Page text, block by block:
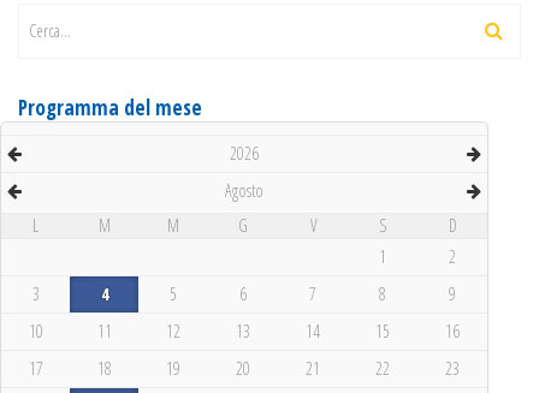
Cerca...
Programma del mese
2026
Agosto
L
M M G V S
D
1
2
3
4 5 6 7 8
9
10
11 12 13 14 15
16
17
18 19 20 21 22
23